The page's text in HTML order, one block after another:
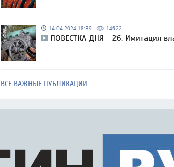
14.04.2024 18:39 14622
ПОВЕСТКА ДНЯ - 26. Имитация
ВСЕ ВАЖНЫЕ ПУБЛИКАЦИИ